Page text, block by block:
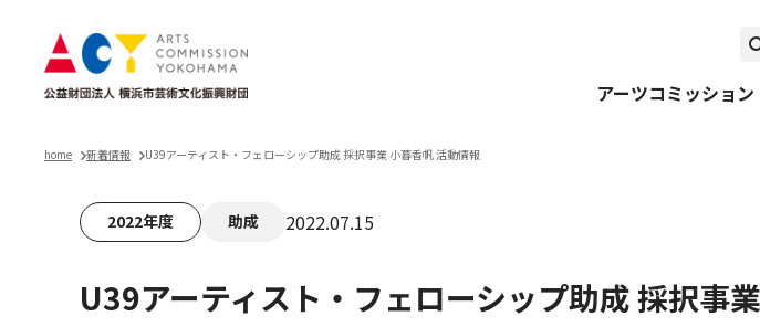
アーツコミッショ
home 新着情報 U39アーティスト・フェローシップ助成 採択事業 小暮香帆 活動情報
2022年度 助成 2022.07.15
U39アーティスト・フェローシップ助成 採択事